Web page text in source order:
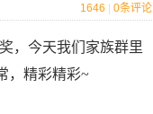
1646 0条评论
，今天我们家族群里
，精彩精彩~